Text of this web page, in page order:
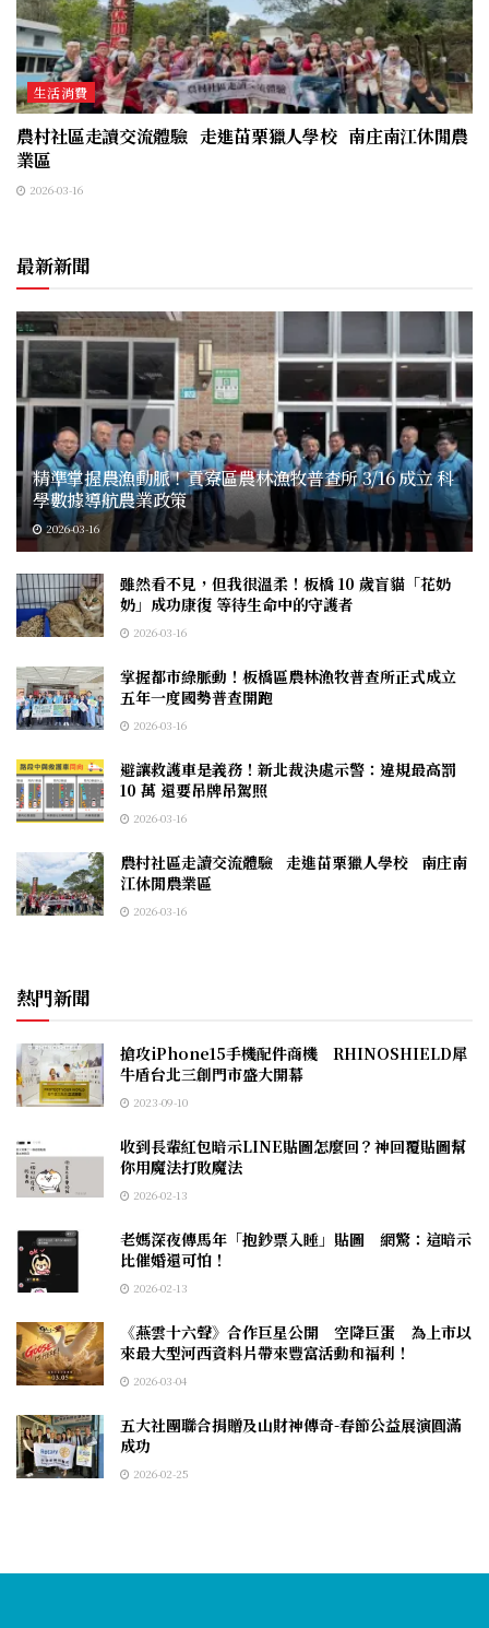
生活消費
農村社區走讀交流體驗 走進苗栗獵人學校 南庄南江休閒農
業區
2026-03-16
最新新聞
精準掌握農漁動脈！貢寮區農林漁牧普查所 3/16 成立 科
學數據導航農業政策
2026-03-16
雖然看不見，但我很溫柔！板橋 10 歲盲貓「花奶
奶」成功康復 等待生命中的守護者
2026-03-16
掌握都市綠脈動！板橋區農林漁牧普查所正式成立
五年一度國勢普查開跑
2026-03-16
避讓救護車是義務！新北裁決處示警：違規最高罰
10 萬 還要吊牌吊駕照
2026-03-16
農村社區走讀交流體驗 走進苗栗獵人學校 南庄南
江休閒農業區
2026-03-16
熱門新聞
搶攻iPhone15手機配件商機 RHINOSHIELD犀
牛盾台北三創門市盛大開幕
2023-09-10
收到長輩紅包暗示LINE貼圖怎麼回？神回覆貼圖幫
你用魔法打敗魔法
2026-02-13
老媽深夜傳馬年「抱鈔票入睡」貼圖 網驚：這暗示
比催婚還可怕！
2026-02-13
《燕雲十六聲》合作巨星公開 空降巨蛋 為上市以
來最大型河西資料片帶來豐富活動和福利！
2026-03-04
五大社團聯合捐贈及山財神傳奇-春節公益展演圓滿
成功
2026-02-25